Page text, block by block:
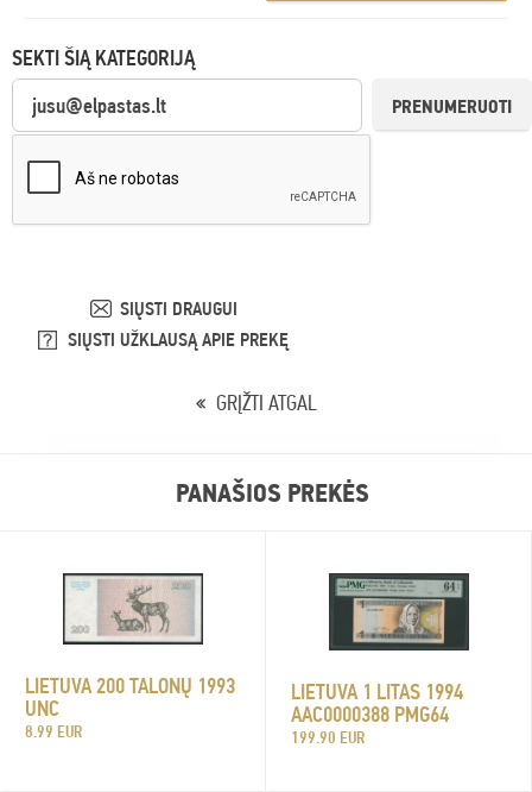
SEKTI ŠIĄ KATEGORIJĄ
PRENUMERUOTI
SIŲSTI DRAUGUI
SIŲSTI UŽKLAUSĄ APIE PREKĘ
GRĮŽTI ATGAL
PANAŠIOS PREKĖS
LIETUVA 200 TALONŲ 1993
UNC
8.99 EUR
LIETUVA 1 LITAS 1994
AAC0000388 PMG64
199.90 EUR